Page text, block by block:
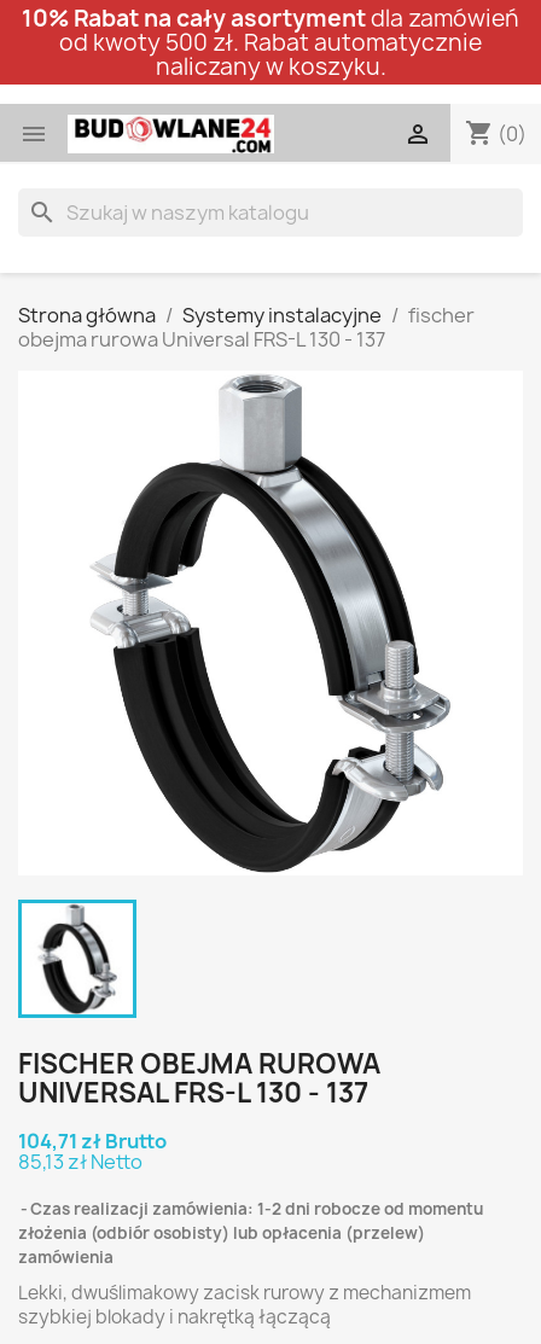
10% Rabat na cały asortymentdla zamówień
od kwoty 500 zł. Rabat automatycznie
naliczany w koszyku.
 shopping_cart (0)

search
Strona główna Systemy instalacyjne
fischer
obejma rurowa Universal FRS-L 130 - 137
FISCHER OBEJMA RUROWA
UNIVERSAL FRS-L 130 - 137
104,71 zł Brutto
85,13 zł Netto
Czas realizacji zamówienia: 1-2 dni robocze od momentu
złożenia (odbiór osobisty) lub opłacenia (przelew)
zamówienia
Lekki, dwuślimakowy zacisk rurowy z mechanizmem
szybkiej blokady i nakrętką łączącą